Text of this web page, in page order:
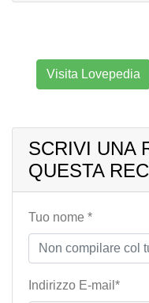
Visita Lovepedia
SCRIVI UNA
QUESTA
Tuo nome *
Indirizzo E-mail*